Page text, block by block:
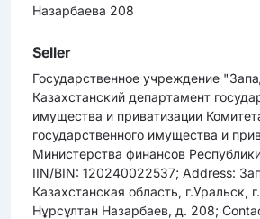
Назарбаева 208
Seller
Государственное учреждение
Казахстанский департамент
имущества и приватизации
государственного имущества и
Министерства финансов
IIN/BIN: 120240022537; Address:
Казахстанская область, г.Уральск,
Нұрсұлтан Назарбаев, д. 208;